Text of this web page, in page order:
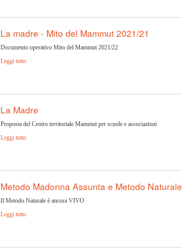
La madre - Mito del Mammut 2021/21
Documento operativo Mito del Mammut 2021/22
Leggi tutto
La Madre
Proposta del Centro territoriale Mammut per scuole e associazioni
Leggi tutto
Metodo Madonna Assunta e Metodo Naturale
Il Metodo Naturale è ancora VIVO
Leggi tutto